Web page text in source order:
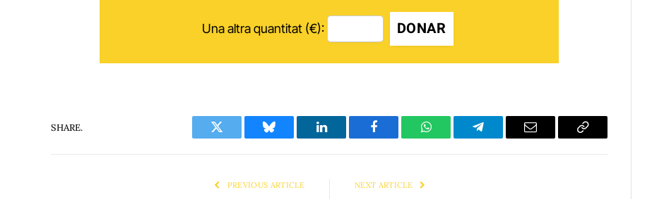
Una altra quantitat (€): DONAR
SHARE.
Twitter Bluesky LinkedIn Facebook WhatsAppTelegram Email
Copy
PREVIOUS ARTICLE NEXT ARTICLE